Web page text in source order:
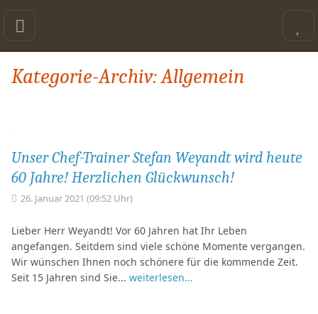
Kategorie-Archiv: Allgemein
Unser Chef-Trainer Stefan Weyandt wird heute
60 Jahre! Herzlichen Glückwunsch!
26. Januar 2021 (09:52 Uhr)
Lieber Herr Weyandt! Vor 60 Jahren hat Ihr Leben
angefangen. Seitdem sind viele schöne Momente vergangen.
Wir wünschen Ihnen noch schönere für die kommende Zeit.
Seit 15 Jahren sind Sie... weiterlesen…